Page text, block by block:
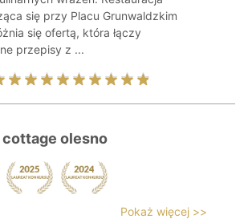
się przy Placu Grunwaldzkim
się ofertą, która łączy
przepisy z ...
cottage olesno
Pokaż więcej >>